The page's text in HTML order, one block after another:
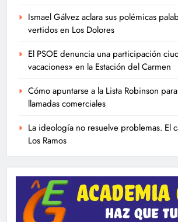
Ismael Gálvez aclara sus polémicas
vertidos en Los Dolores
El PSOE denuncia una participación
vacaciones» en la Estación del Carmen
Cómo apuntarse a la Lista Robinson
llamadas comerciales
La ideología no resuelve problemas. El
Los Ramos